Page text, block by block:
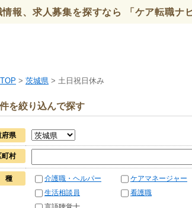
報、求人募集を探すなら 「ケア転職ナビ
> 茨城県 > 土日祝日休み
を絞り込んで探す
府県
町村
種 介護職・ヘルパー ケアマネージャー
生活相談員
看護職